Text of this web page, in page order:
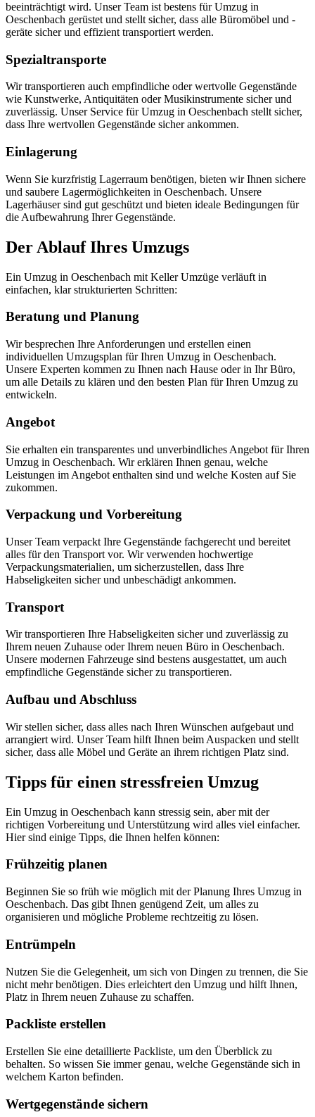
beeinträchtigt wird. Unser Team ist bestens für Umzug in
Oeschenbach gerüstet und stellt sicher, dass alle Büromöbel und -
geräte sicher und effizient transportiert werden.
Spezialtransporte
Wir transportieren auch empfindliche oder wertvolle Gegenstände
wie Kunstwerke, Antiquitäten oder Musikinstrumente sicher und
zuverlässig. Unser Service für Umzug in Oeschenbach stellt sicher,
dass Ihre wertvollen Gegenstände sicher ankommen.
Einlagerung
Wenn Sie kurzfristig Lagerraum benötigen, bieten wir Ihnen sichere
und saubere Lagermöglichkeiten in Oeschenbach. Unsere
Lagerhäuser sind gut geschützt und bieten ideale Bedingungen für
die Aufbewahrung Ihrer Gegenstände.
Der Ablauf Ihres Umzugs
Ein Umzug in Oeschenbach mit Keller Umzüge verläuft in
einfachen, klar strukturierten Schritten:
Beratung und Planung
Wir besprechen Ihre Anforderungen und erstellen einen
individuellen Umzugsplan für Ihren Umzug in Oeschenbach.
Unsere Experten kommen zu Ihnen nach Hause oder in Ihr Büro,
um alle Details zu klären und den besten Plan für Ihren Umzug zu
entwickeln.
Angebot
Sie erhalten ein transparentes und unverbindliches Angebot für Ihren
Umzug in Oeschenbach. Wir erklären Ihnen genau, welche
Leistungen im Angebot enthalten sind und welche Kosten auf Sie
zukommen.
Verpackung und Vorbereitung
Unser Team verpackt Ihre Gegenstände fachgerecht und bereitet
alles für den Transport vor. Wir verwenden hochwertige
Verpackungsmaterialien, um sicherzustellen, dass Ihre
Habseligkeiten sicher und unbeschädigt ankommen.
Transport
Wir transportieren Ihre Habseligkeiten sicher und zuverlässig zu
Ihrem neuen Zuhause oder Ihrem neuen Büro in Oeschenbach.
Unsere modernen Fahrzeuge sind bestens ausgestattet, um auch
empfindliche Gegenstände sicher zu transportieren.
Aufbau und Abschluss
Wir stellen sicher, dass alles nach Ihren Wünschen aufgebaut und
arrangiert wird. Unser Team hilft Ihnen beim Auspacken und stellt
sicher, dass alle Möbel und Geräte an ihrem richtigen Platz sind.
Tipps für einen stressfreien Umzug
Ein Umzug in Oeschenbach kann stressig sein, aber mit der
richtigen Vorbereitung und Unterstützung wird alles viel einfacher.
Hier sind einige Tipps, die Ihnen helfen können:
Frühzeitig planen
Beginnen Sie so früh wie möglich mit der Planung Ihres Umzug in
Oeschenbach. Das gibt Ihnen genügend Zeit, um alles zu
organisieren und mögliche Probleme rechtzeitig zu lösen.
Entrümpeln
Nutzen Sie die Gelegenheit, um sich von Dingen zu trennen, die Sie
nicht mehr benötigen. Dies erleichtert den Umzug und hilft Ihnen,
Platz in Ihrem neuen Zuhause zu schaffen.
Packliste erstellen
Erstellen Sie eine detaillierte Packliste, um den Überblick zu
behalten. So wissen Sie immer genau, welche Gegenstände sich in
welchem Karton befinden.
Wertgegenstände sichern